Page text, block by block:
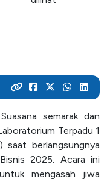
teknologi dan
berbagai
di ITK hingga
akademikmu
semarak dan
Terpadu 1
berlangsungnya
2025. Acara ini
mengasah jiwa